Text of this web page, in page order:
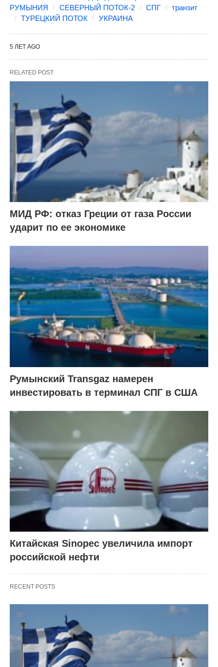
РУМЫНИЯ
СЕВЕРНЫЙ ПОТОК-2 СПГ
транзит
ТУРЕЦКИЙ ПОТОК
УКРАИНА
5 ЛЕТ AGO
RELATED POST
МИД РФ: отказ Греции от газа России
ударит по ее экономике
Румынский Transgaz намерен
инвестировать в терминал СПГ в США
Китайская Sinopec увеличила импорт
российской нефти
RECENT POSTS